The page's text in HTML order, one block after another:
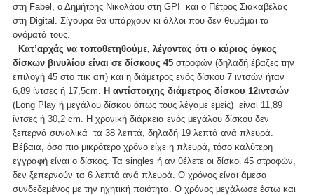
στη Fabel, ο Δημήτρης Νικολάου στη GPI και ο Πέτρος Σιακαβέλας
στη Digital. Σίγουρα θα υπάρχουν κι άλλοι που δεν θυμάμαι τα
ονόματά τους.
Κατ’αρχάς να τοποθετηθούμε, λέγοντας ότι ο κύριος όγκος
δίσκων βινυλίου είναι σε δίσκους 45 στροφών (δηλαδή έβαζες την
επιλογή 45 στο πικ απ) και η διάμετρος ενός δίσκου 7 ιντσών ήταν
6,89 ίντσες ή 17,5cm. Η αντίστοιχης διάμετρος δίσκου 12ιντσών
(Long Play ή μεγάλου δίσκου όπως τους λέγαμε εμείς) είναι 11,89
ίντσες ή 30,2 cm. Η χρονική διάρκεια ενός μεγάλου δίσκου δεν
ξεπερνά συνολικά τα 38 λεπτά, δηλαδή 19 λεπτά ανά πλευρά.
Βέβαια, όσο πιο μικρότερο χρόνο είχε η πλευρά, τόσο καλύτερη
εγγραφή είναι ο δίσκος. Τα singles ή αν θέλετε οι δίσκοι 45 στροφών,
δεν ξεπερνούν τα 6 λεπτά ανά πλευρά. Ο χρόνος είναι άμεσα
συνδεδεμένος με την ηχητική ποιότητα. Ο χρόνος μεγάλωσε έστω και